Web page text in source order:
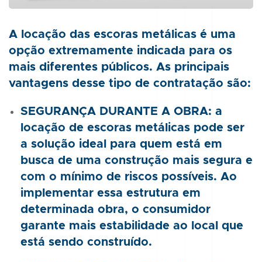
A locação das escoras metálicas é uma
opção extremamente indicada para os
mais diferentes públicos. As principais
vantagens desse tipo de contratação são:
SEGURANÇA DURANTE A OBRA: a
locação de escoras metálicas pode ser
a solução ideal para quem está em
busca de uma construção mais segura e
com o mínimo de riscos possíveis. Ao
implementar essa estrutura em
determinada obra, o consumidor
garante mais estabilidade ao local que
está sendo construído.